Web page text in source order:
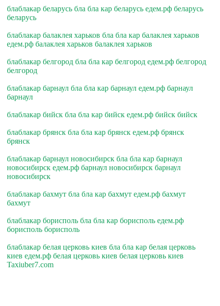
блаблакар беларусь бла бла кар беларусь едем.рф беларусь
беларусь
блаблакар балаклея харьков бла бла кар балаклея харьков
едем.рф балаклея харьков балаклея харьков
блаблакар белгород бла бла кар белгород едем.рф белгород
белгород
блаблакар барнаул бла бла кар барнаул едем.рф барнаул
барнаул
блаблакар бийск бла бла кар бийск едем.рф бийск бийск
блаблакар брянск бла бла кар брянск едем.рф брянск
брянск
блаблакар барнаул новосибирск бла бла кар барнаул
новосибирск едем.рф барнаул новосибирск барнаул
новосибирск
блаблакар бахмут бла бла кар бахмут едем.рф бахмут
бахмут
блаблакар борисполь бла бла кар борисполь едем.рф
борисполь борисполь
блаблакар белая церковь киев бла бла кар белая церковь
киев едем.рф белая церковь киев белая церковь киев
Taxiuber7.com